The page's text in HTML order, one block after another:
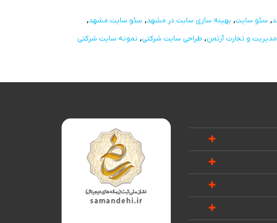
سئو سایت بهینه سازی سایت در مشهد سئو سایت مشهد
و تجارت آرتمن طراحی سایت شرکتی نمونه سایت شرکتی